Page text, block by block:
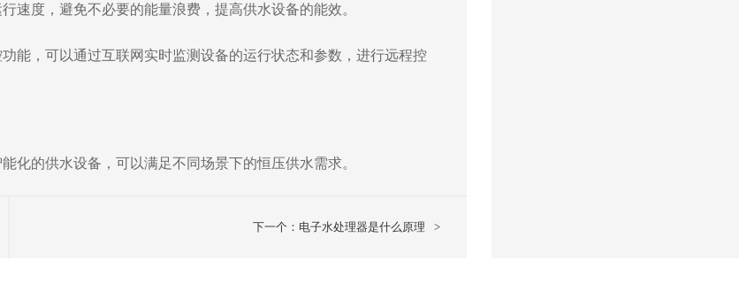
速度，避免不必要的能量浪费，提高供水设备的能效。
能，可以通过互联网实时监测设备的运行状态和参数，进行远程控
化的供水设备，可以满足不同场景下的恒压供水需求。
下一个：电子水处理器是什么原理 >